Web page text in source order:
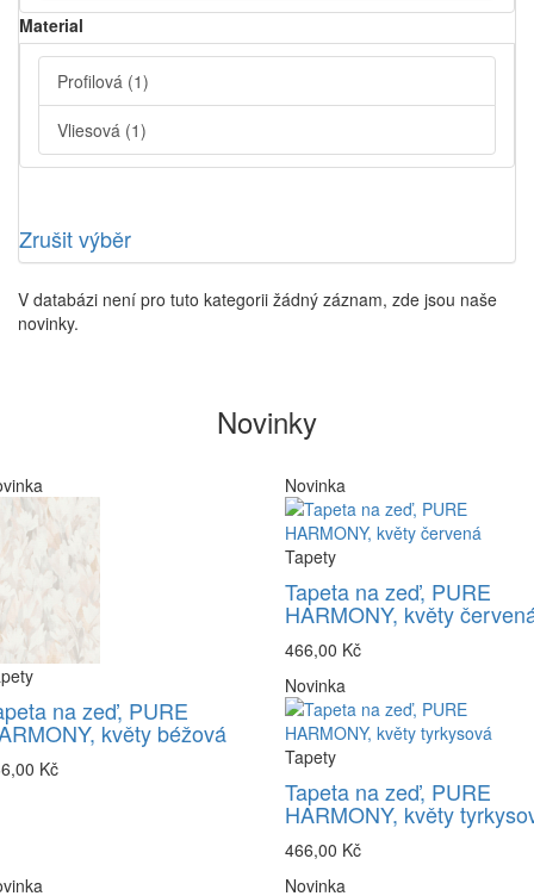
Material
Profilová (1)
Vliesová (1)
Zrušit výběr
V databázi není pro tuto kategorii žádný záznam, zde jsou naše
novinky.
Novinky
na zeď, PURE
květy béžová
Kč
Novinka
Tapety
Tapeta na zeď, PURE
HARMONY, květy
466,00 Kč
Novinka
Tapety
Tapeta na zeď, PURE
HARMONY, květy
466,00 Kč
Novinka